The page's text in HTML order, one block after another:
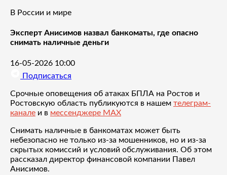
В России и мире
Эксперт Анисимов назвал банкоматы, где опасно
снимать наличные деньги
16-05-2026 10:00
Подписаться
Срочные оповещения об атаках БПЛА на Ростов и
Ростовскую область публикуются в нашем телеграм-
канале и в мессенджере MAX
Снимать наличные в банкоматах может быть
небезопасно не только из-за мошенников, но и из-за
скрытых комиссий и условий обслуживания. Об этом
рассказал директор финансовой компании Павел
Анисимов.